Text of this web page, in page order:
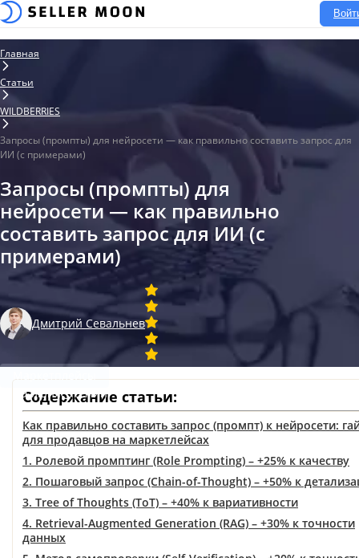
Главная
Статьи
WILDBERRIES
Запросы (промпты) для нейросети — как правильно составить запрос для
ИИ (с примерами)
Запросы (промпты) для
нейросети — как правильно
составить запрос для ИИ (с
примерами)
Дмитрий Севальнев
Маркетплейсы
19 июня
3 мин.
Содержание статьи:
Как правильно составить запрос (промпт) к нейросети:
для продавцов на маркетлейсах
1. Ролевой промптинг (Role Prompting) – +25% к качеству
2. Пошаговый запрос (Chain-of-Thought) – +50% к
3. Tree of Thoughts (ToT) – +40% к вариативности
4. Retrieval-Augmented Generation (RAG) – +30% к точности
данных